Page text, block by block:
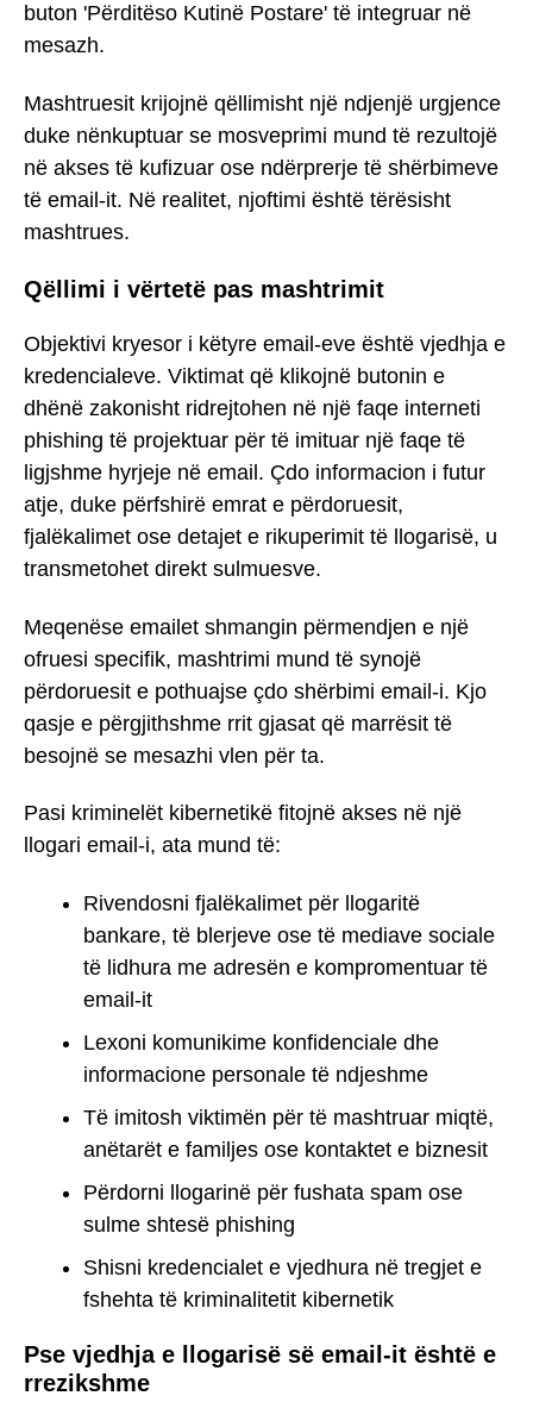
buton 'Përditëso Kutinë Postare' të integruar në
mesazh.
Mashtruesit krijojnë qëllimisht një ndjenjë urgjence
duke nënkuptuar se mosveprimi mund të rezultojë
në akses të kufizuar ose ndërprerje të shërbimeve
të email-it. Në realitet, njoftimi është tërësisht
mashtrues.
Qëllimi i vërtetë pas mashtrimit
Objektivi kryesor i këtyre email-eve është vjedhja e
kredencialeve. Viktimat që klikojnë butonin e
dhënë zakonisht ridrejtohen në një faqe interneti
phishing të projektuar për të imituar një faqe të
ligjshme hyrjeje në email. Çdo informacion i futur
atje, duke përfshirë emrat e përdoruesit,
fjalëkalimet ose detajet e rikuperimit të llogarisë, u
transmetohet direkt sulmuesve.
Meqenëse emailet shmangin përmendjen e një
ofruesi specifik, mashtrimi mund të synojë
përdoruesit e pothuajse çdo shërbimi email-i. Kjo
qasje e përgjithshme rrit gjasat që marrësit të
besojnë se mesazhi vlen për ta.
Pasi kriminelët kibernetikë fitojnë akses në një
llogari email-i, ata mund të:
Rivendosni fjalëkalimet për llogaritë
bankare, të blerjeve ose të mediave sociale
të lidhura me adresën e kompromentuar të
email-it
Lexoni komunikime konfidenciale dhe
informacione personale të ndjeshme
Të imitosh viktimën për të mashtruar miqtë,
anëtarët e familjes ose kontaktet e biznesit
Përdorni llogarinë për fushata spam ose
sulme shtesë phishing
Shisni kredencialet e vjedhura në tregjet e
fshehta të kriminalitetit kibernetik
Pse vjedhja e llogarisë së email-it është e
rrezikshme